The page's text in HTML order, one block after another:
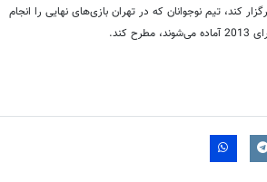
کند، تیم نوجوانان که در تهران بازی‌های نهایی را انجام